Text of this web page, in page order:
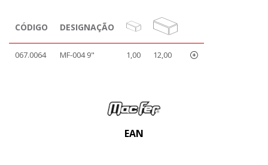
CÓDIGO DESIGNAÇÃO
067.0064 MF-004 9" 1,00 12,00
EAN